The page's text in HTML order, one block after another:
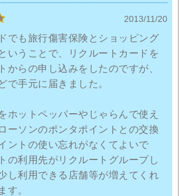
のでそんなにポイント還元率には
2013/11/20
でも旅行傷害保険とショッピング
いうことで、リクルートカードを
からの申し込みをしたのですが、
で手元に届きました。
ホットペッパーやじゃらんで使え
ーソンのポンタポイントとの交換
ントの使い忘れがなくてよいで
の利用先がリクルートグループし
し利用できる店舗等が増えてくれ
す。